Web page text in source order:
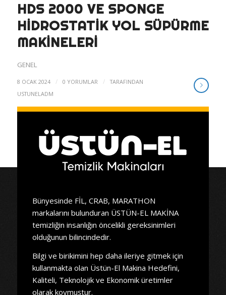
HDS 2000 VE SPONGE
HIDROSTATIK YOL SÜPÜRME
MAKINELERI
GENEL
8 OCAK 2024 / 0 YORUMLAR /
TARAFINDAN
USTUNELADM
Bünyesinde FİL, CRAB, MARATHON
markalarını bulunduran ÜSTÜN-EL MAKİNA
temizliğin insanlığın öncelikli gereksinimleri
olduğunun bilincindedir.
Bilgi ve birikimini hep daha ileriye gitmek için
kullanmakta olan Üstün-El Makina Hedefini,
Kaliteli, Teknolojik ve Ekonomik üretimler
olarak koymuştur.